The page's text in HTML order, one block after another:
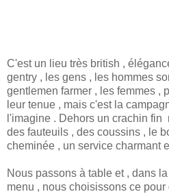
C'est un lieu très british ,
gentry , les gens , les hommes
gentlemen farmer , les femmes ,
leur tenue , mais c'est la
l'imagine . Dehors un crachin
des fauteuils , des coussins , le
cheminée , un service charmant
Nous passons à table et , dans
menu , nous choisissons ce